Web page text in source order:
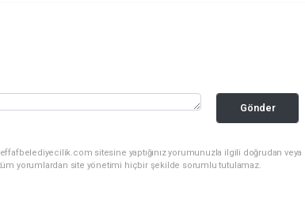
Gönder
sitesine yaptığınız yorumunuzla ilgili doğrudan veya
yorumlardan site yönetimi hiçbir şekilde sorumlu tutulamaz.